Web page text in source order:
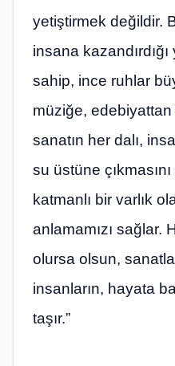
yetiştirmek değildir.
insana
sahip, ince ruhlar
müziğe,
sanatın her dalı,
su üstüne
katmanlı bir varlık
anlamamızı sağlar.
olursa olsun,
insanların, hayata
taşır.”